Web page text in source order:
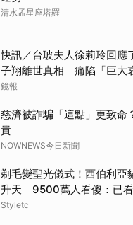
清水孟星座塔羅
快訊／台玻夫人徐莉玲回應
子翔離世真相 痛陷「巨大
鏡報
慈濟被詐騙「這點」更致命
貴
NOWNEWS今日新聞
剃毛變聖光儀式！西伯利亞
升天 9500萬人看傻：已
Styletc